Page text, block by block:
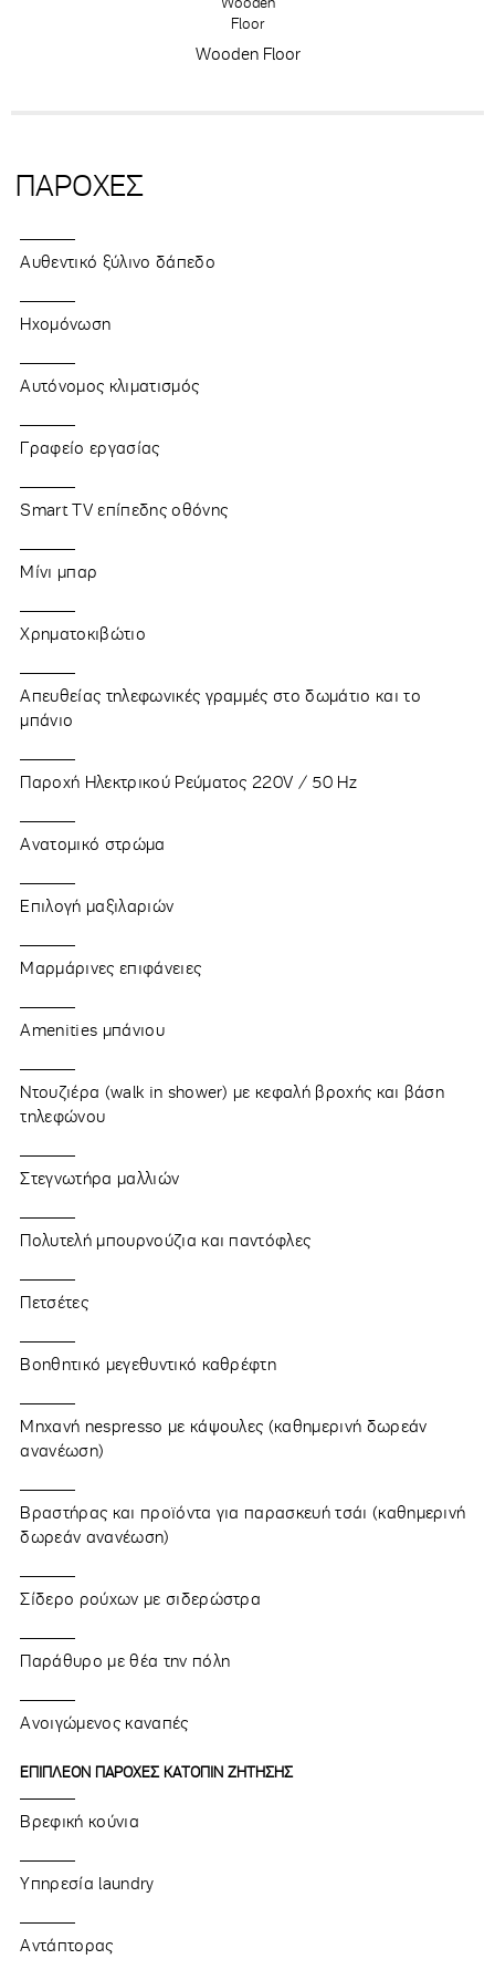
Wooden Floor
ΠΑΡΟΧΕΣ
Αυθεντικό ξύλινο δάπεδο
Ηχομόνωση
Αυτόνομος κλιματισμός
Γραφείο εργασίας
Smart TV επίπεδης οθόνης
Μίνι μπαρ
Χρηματοκιβώτιο
Απευθείας τηλεφωνικές γραμμές στο δωμάτιο και το
μπάνιο
Παροχή Ηλεκτρικού Ρεύματος 220V / 50 Hz
Ανατομικό στρώμα
Επιλογή μαξιλαριών
Μαρμάρινες επιφάνειες
Amenities μπάνιου
Ντουζιέρα (walk in shower) με κεφαλή βροχής και βάση
τηλεφώνου
Στεγνωτήρα μαλλιών
Πολυτελή μπουρνούζια και παντόφλες
Πετσέτες
Βοηθητικό μεγεθυντικό καθρέφτη
Μηχανή nespresso με κάψουλες (καθημερινή δωρεάν
ανανέωση)
Βραστήρας και προϊόντα για παρασκευή τσάι (καθημερινή
δωρεάν ανανέωση)
Σίδερο ρούχων με σιδερώστρα
Παράθυρο με θέα την πόλη
Ανοιγώμενος καναπές
ΕΠΙΠΛΕΟΝ ΠΑΡΟΧΕΣ ΚΑΤΟΠΙΝ ΖΗΤΗΣΗΣ
Βρεφική κούνια
Υπηρεσία laundry
Αντάπτορας